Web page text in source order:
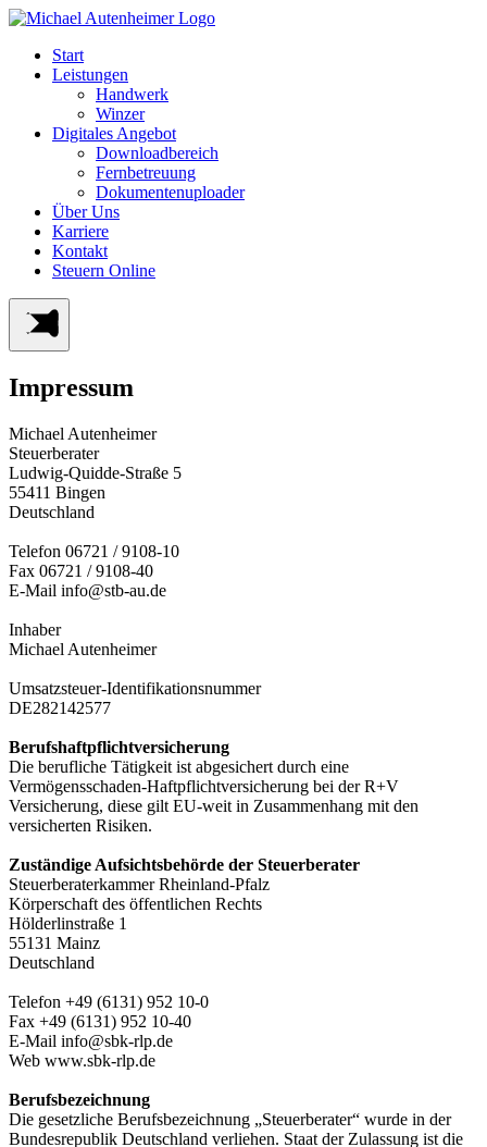
Start
Leistungen
Handwerk
Winzer
Digitales Angebot
Downloadbereich
Fernbetreuung
Dokumentenuploader
Über Uns
Karriere
Kontakt
Steuern Online
Impressum
Michael Autenheimer
Steuerberater
Ludwig-Quidde-Straße 5
55411 Bingen
Deutschland
Telefon 06721 / 9108-10
Fax 06721 / 9108-40
E-Mail info@stb-au.de
Inhaber
Michael Autenheimer
Umsatzsteuer-Identifikationsnummer
DE282142577
Berufshaftpflichtversicherung
Die berufliche Tätigkeit ist abgesichert durch eine
Vermögensschaden-Haftpflichtversicherung bei der R+V
Versicherung, diese gilt EU-weit in Zusammenhang mit den
versicherten Risiken.
Zuständige Aufsichtsbehörde der Steuerberater
Steuerberaterkammer Rheinland-Pfalz
Körperschaft des öffentlichen Rechts
Hölderlinstraße 1
55131 Mainz
Deutschland
Telefon +49 (6131) 952 10-0
Fax +49 (6131) 952 10-40
E-Mail info@sbk-rlp.de
Web www.sbk-rlp.de
Berufsbezeichnung
Die gesetzliche Berufsbezeichnung „Steuerberater“ wurde in der
Bundesrepublik Deutschland verliehen. Staat der Zulassung ist die